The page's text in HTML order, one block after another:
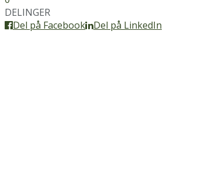
DELINGER
Del på Facebook
Del på LinkedIn